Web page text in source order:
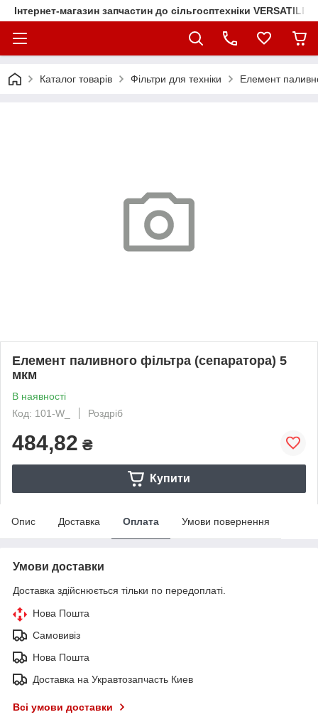
Інтернет-магазин запчастин до сільгосптехніки VERSATILE
Каталог товарів Фільтри для техніки Елемент
Елемент паливного фільтра (сепаратора) 5
мкм
В наявності
Код: 101-W_
Роздріб
484,82 ₴
Купити
Опис Доставка Оплата Умови повернення
Умови доставки
Доставка здійснюється тільки по передоплаті.
Нова Пошта
Самовивіз
Нова Пошта
Доставка на Укравтозапчасть Киев
Всі умови доставки